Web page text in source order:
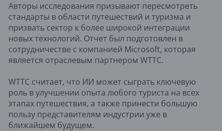
Авторы исследования призывают пересмотреть
стандарты в области путешествий и туризма и
призвать сектор к более широкой интеграции
новых технологий. Отчет был подготовлен в
сотрудничестве с компанией Microsoft, которая
является отраслевым партнером WTTC.
WTTC считает, что ИИ может сыграть ключевую
роль в улучшении опыта любого туриста на всех
этапах путешествия, а также принести большую
пользу представителям индустрии уже в
ближайшем будущем.